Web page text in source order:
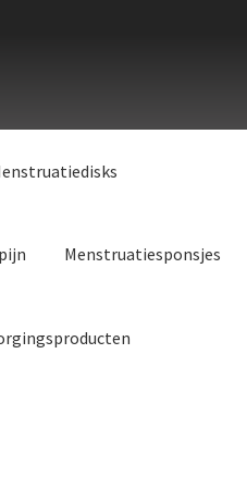
Menstruatiesponsjes